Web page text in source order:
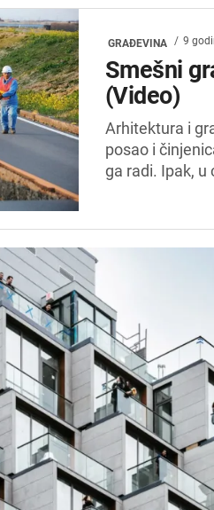
GRAĐEVINA 9
Smešni
(Video)
Arhitektura i
posao i
ga radi. Ipak, u